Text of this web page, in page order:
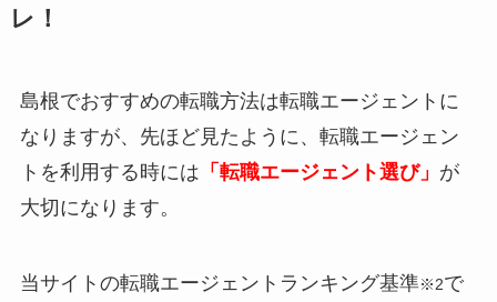
レ！
島根でおすすめの転職方法は転職エージェントに
なりますが、先ほど見たように、転職エージェン
トを利用する時には 「転職エージェント選び」 が
大切になります。
当サイトの転職エージェントランキング基準※2で